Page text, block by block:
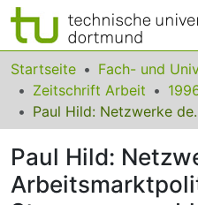
Bereiche & Sammlungen
Das gesamte Repositorium
FAQ
Startseite
Zeitschrift Arbeit
Paul Hild: Netzwerke der lokalen
Paul Hild: